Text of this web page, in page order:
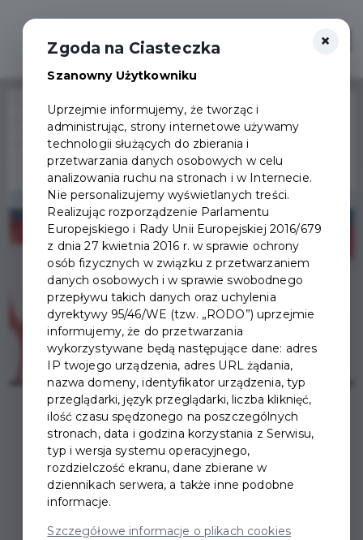
Solidarność cukrowników - spotkanie autorskie z Marią i
Andrzejem Perlakami
Wydarzenie już się
zakończyło
SOLIDARNOŚĆ
CUKROWNIKÓW -
×
Zgoda na Ciasteczka
Szanowny Użytkowniku
Uprzejmie informujemy, że tworząc i
administrując, strony internetowe używamy
technologii służących do zbierania i
przetwarzania danych osobowych w celu
analizowania ruchu na stronach i w Internecie.
Nie personalizujemy wyświetlanych treści.
Realizując rozporządzenie Parlamentu
Europejskiego i Rady Unii Europejskiej 2016/679
z dnia 27 kwietnia 2016 r. w sprawie ochrony
osób fizycznych w związku z przetwarzaniem
danych osobowych i w sprawie swobodnego
przepływu takich danych oraz uchylenia
dyrektywy 95/46/WE (tzw. „RODO”) uprzejmie
informujemy, że do przetwarzania
wykorzystywane będą następujące dane: adres
IP twojego urządzenia, adres URL żądania,
nazwa domeny, identyfikator urządzenia, typ
przeglądarki, język przeglądarki, liczba kliknięć,
ilość czasu spędzonego na poszczególnych
stronach, data i godzina korzystania z Serwisu,
typ i wersja systemu operacyjnego,
rozdzielczość ekranu, dane zbierane w
dziennikach serwera, a także inne podobne
informacje.
Szczegółowe informacje o plikach cookies